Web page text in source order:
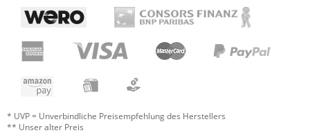
* UVP = Unverbindliche Preisempfehlung des Herstellers
** Unser alter Preis